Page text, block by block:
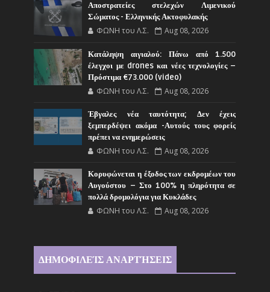
Αποστρατείες στελεχών Λιμενικού
Σώματος - Ελληνικής Ακτοφυλακής
ΦΩΝΗ του Λ.Σ. Aug 08, 2026
Κατάληψη αιγιαλού: Πάνω από 1.500
έλεγχοι με drones και νέες τεχνολογίες –
Πρόστιμα €73.000 (video)
ΦΩΝΗ του Λ.Σ. Aug 08, 2026
Έβγαλες νέα ταυτότητα; Δεν έχεις
ξεμπερδέψει ακόμα -Αυτούς τους φορείς
πρέπει να ενημερώσεις
ΦΩΝΗ του Λ.Σ. Aug 08, 2026
Κορυφώνεται η έξοδος των εκδρομέων του
Αυγούστου – Στο 100% η πληρότητα σε
πολλά δρομολόγια για Κυκλάδες
ΦΩΝΗ του Λ.Σ. Aug 08, 2026
ΔΗΜΟΦΙΛΕΊΣ ΑΝΑΡΤΉΣΕΙΣ